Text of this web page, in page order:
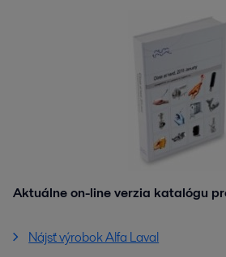
Aktuálne on-line verzia katalógu
Nájsť výrobok Alfa Laval